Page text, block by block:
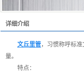
详细介绍
文丘里管，习惯称呼标
量。
特点：